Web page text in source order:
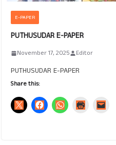
E-PAPER
PUTHUSUDAR E-PAPER
November 17, 2025 Editor
PUTHUSUDAR E-PAPER
Share this: